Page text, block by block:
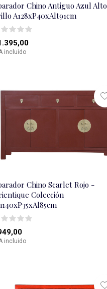
Chino Antiguo Azul Alto
A128xP40xAlt91cm
incluido
Chino Scarlet Rojo -
Colección
incluido